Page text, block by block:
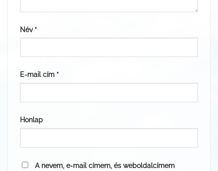
Név *
E-mail cím *
Honlap
A nevem, e-mail címem, és weboldalcímem